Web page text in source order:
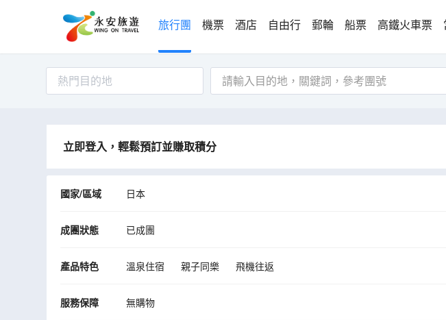
旅行團 機票 酒店 自由行 郵輪 船票 高鐵火車票
熱門目的地
立即登入，輕鬆預訂並賺取積分
國家/區域 日本
成團狀態 已成團
產品特色 溫泉住宿 親子同樂 飛機往返
服務保障 無購物